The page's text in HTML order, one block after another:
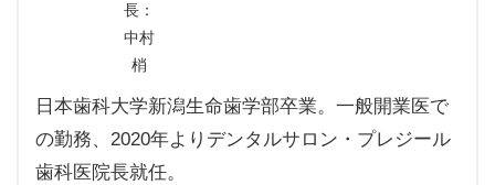
長：
中村
梢
日本歯科大学新潟生命歯学部卒業。一般開業医で
の勤務、2020年よりデンタルサロン・プレジール
歯科医院長就任。